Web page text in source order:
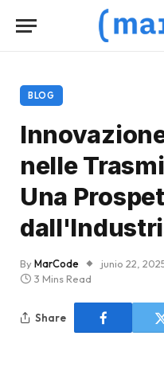
BLOG
nelle
Una
ByMarCode junio 22,
3 Mins Read
Share